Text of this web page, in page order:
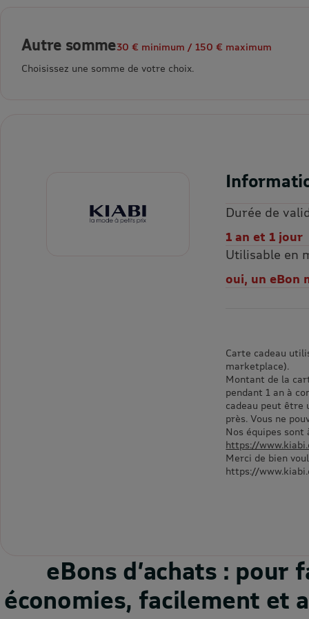
Autre somme30 € minimum / 150 € maximum
Choisissez une somme de votre choix.
Durée de
1 an et 1 jour
Utilisable en
oui, un eBon
Carte cadeau
marketplace).
Montant de la
pendant 1 an à
cadeau peut être
près. Vous ne
Nos équipes sont
https://
Merci de bien
https://
eBons d’achats : pour
économies, facilement et